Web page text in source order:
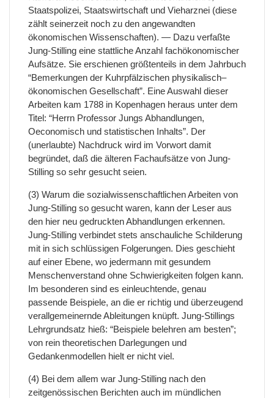
Staatspolizei, Staatswirtschaft und Vieharznei (diese
zählt seinerzeit noch zu den angewandten
ökonomischen Wissenschaften). — Dazu verfaßte
Jung-Stilling eine stattliche Anzahl fachökonomischer
Aufsätze. Sie erschienen größtenteils in dem Jahrbuch
“Bemerkungen der Kuhrpfälzischen physikalisch–
ökonomischen Gesellschaft”. Eine Auswahl dieser
Arbeiten kam 1788 in Kopenhagen heraus unter dem
Titel: “Herrn Professor Jungs Abhandlungen,
Oeconomisch und statistischen Inhalts”. Der
(unerlaubte) Nachdruck wird im Vorwort damit
begründet, daß die älteren Fachaufsätze von Jung-
Stilling so sehr gesucht seien.
(3) Warum die sozialwissenschaftlichen Arbeiten von
Jung-Stilling so gesucht waren, kann der Leser aus
den hier neu gedruckten Abhandlungen erkennen.
Jung-Stilling verbindet stets anschauliche Schilderung
mit in sich schlüssigen Folgerungen. Dies geschieht
auf einer Ebene, wo jedermann mit gesundem
Menschenverstand ohne Schwierigkeiten folgen kann.
Im besonderen sind es einleuchtende, genau
passende Beispiele, an die er richtig und überzeugend
verallgemeinernde Ableitungen knüpft. Jung-Stillings
Lehrgrundsatz hieß: “Beispiele belehren am besten”;
von rein theoretischen Darlegungen und
Gedankenmodellen hielt er nicht viel.
(4) Bei dem allem war Jung-Stilling nach den
zeitgenössischen Berichten auch im mündlichen